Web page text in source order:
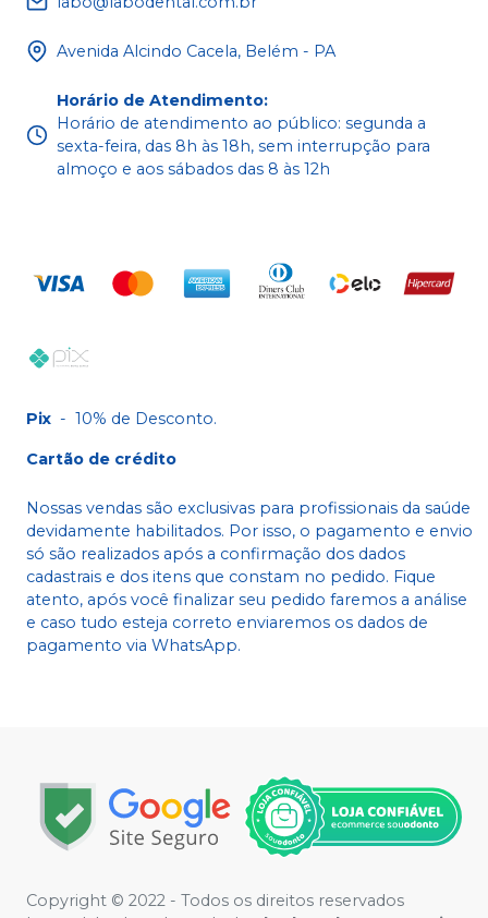
Avenida Alcindo Cacela, Belém - PA
Horário de Atendimento:
Horário de atendimento ao público: segunda a
sexta-feira, das 8h às 18h, sem interrupção para
almoço e aos sábados das 8 às 12h
Pix - 10% de Desconto.
Cartão de crédito
Nossas vendas são exclusivas para profissionais da saúde
devidamente habilitados. Por isso, o pagamento e envio
só são realizados após a confirmação dos dados
cadastrais e dos itens que constam no pedido. Fique
atento, após você finalizar seu pedido faremos a análise
e caso tudo esteja correto enviaremos os dados de
pagamento via WhatsApp.
Copyright © 2022 - Todos os direitos reservados